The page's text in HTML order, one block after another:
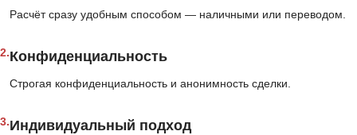
Расчёт сразу удобным способом — наличными или переводом.
2.Конфиденциальность
Строгая конфиденциальность и анонимность сделки.
3.Индивидуальный подход